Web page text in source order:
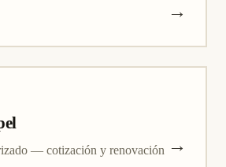
→
— cotización y renovación →